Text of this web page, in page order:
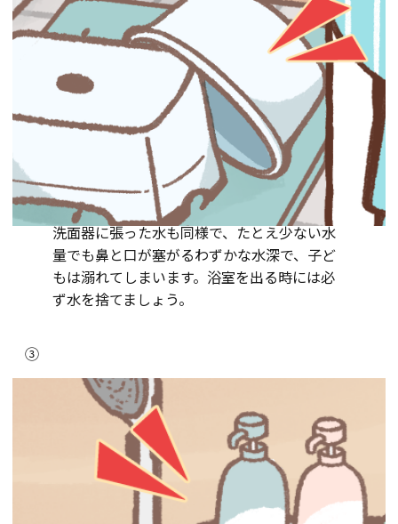
洗面器に張った水も同様で、たとえ少ない水
量でも鼻と口が塞がるわずかな水深で、子ど
もは溺れてしまいます。浴室を出る時には必
ず水を捨てましょう。
③